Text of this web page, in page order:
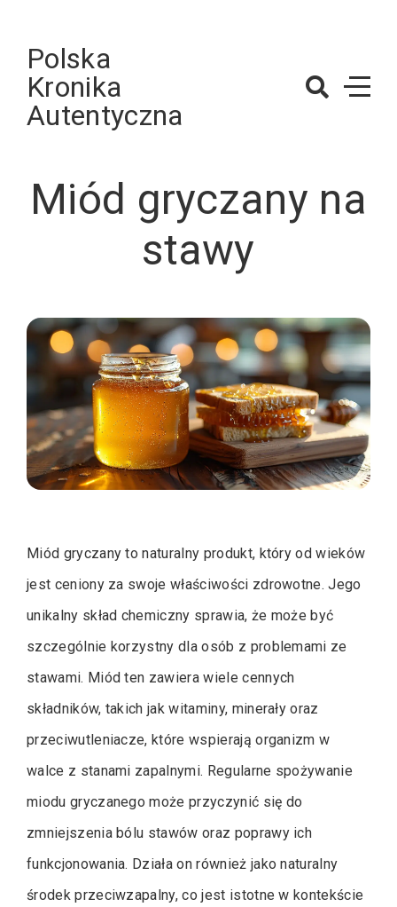
contentPolska
Kronika
Autentyczna
Miód gryczany na
stawy
Miód gryczany to naturalny produkt, który od wieków
jest ceniony za swoje właściwości zdrowotne. Jego
unikalny skład chemiczny sprawia, że może być
szczególnie korzystny dla osób z problemami ze
stawami. Miód ten zawiera wiele cennych
składników, takich jak witaminy, minerały oraz
przeciwutleniacze, które wspierają organizm w
walce z stanami zapalnymi. Regularne spożywanie
miodu gryczanego może przyczynić się do
zmniejszenia bólu stawów oraz poprawy ich
funkcjonowania. Działa on również jako naturalny
środek przeciwzapalny, co jest istotne w kontekście